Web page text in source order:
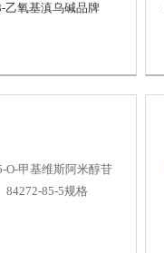
乙氧基滇乌碱品牌